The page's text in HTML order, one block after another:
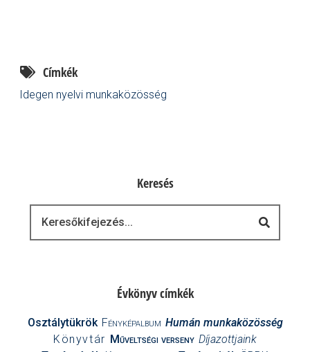
Címkék
Idegen nyelvi munkaközösség
Keresés
Évkönyv címkék
Osztálytükrök Fényképalbum Humán munkaközösség
Könyvtár Műveltségi verseny Díjazottjaink